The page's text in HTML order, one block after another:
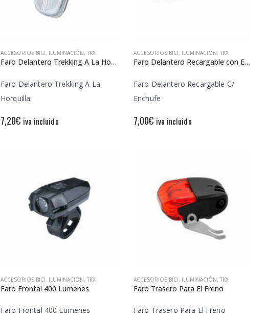
ACCESORIOS BICI, ILUMINACIÓN, TKX
Faro Delantero Trekking A La Horquilla
Faro Delantero Trekking A La
Horquilla
7,20€ iva incluido
ACCESORIOS BICI, ILUMINACIÓN, TKX
Faro Delantero Recargable con Enchufe
Faro Delantero Recargable C/
Enchufe
7,00€ iva incluido
ACCESORIOS BICI, ILUMINACIÓN, TKX
Faro Frontal 400 Lumenes
Faro Frontal 400 Lumenes
ACCESORIOS BICI, ILUMINACIÓN, TKX
Faro Trasero Para El Freno
Faro Trasero Para El Freno